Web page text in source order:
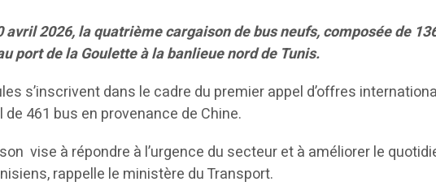
avril 2026, la quatrième cargaison de bus neufs, composée de
port de la Goulette à la banlieue nord de Tunis.
s’inscrivent dans le cadre du premier appel d’offres
de 461 bus en provenance de Chine.
vise à répondre à l’urgence du secteur et à améliorer le
rappelle le ministère du Transport.